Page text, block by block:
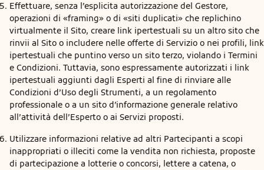
Effettuare, senza l’esplicita autorizzazione del Gestore,
operazioni di «framing» o di «siti duplicati» che replichino
virtualmente il Sito, creare link ipertestuali su un altro sito che
rinvii al Sito o includere nelle offerte di Servizio o nei profili, link
ipertestuali che puntino verso un sito terzo, violando i Termini
e Condizioni. Tuttavia, sono espressamente autorizzati i link
ipertestuali aggiunti dagli Esperti al fine di rinviare alle
Condizioni d’Uso degli Strumenti, a un regolamento
professionale o a un sito d’informazione generale relativo
all’attività dell’Esperto o ai Servizi proposti.
Utilizzare informazioni relative ad altri Partecipanti a scopi
inappropriati o illeciti come la vendita non richiesta, proposte
di partecipazione a lotterie o concorsi, lettere a catena, o